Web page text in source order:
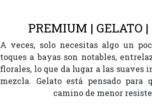
PREMIUM | GELATO |
A veces, solo necesitas algo un
toques a bayas son notables,
florales, lo que da lugar a las suaves
mezcla. Gelato está pensado para
camino de menor